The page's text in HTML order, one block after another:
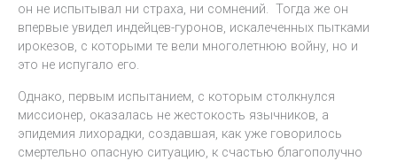
он не испытывал ни страха, ни сомнений. Тогда же он
впервые увидел индейцев-гуронов, искалеченных пытками
ирокезов, с которыми те вели многолетнюю войну, но и
это не испугало его.
Однако, первым испытанием, с которым столкнулся
миссионер, оказалась не жестокость язычников, а
эпидемия лихорадки, создавшая, как уже говорилось
смертельно опасную ситуацию, к счастью благополучно